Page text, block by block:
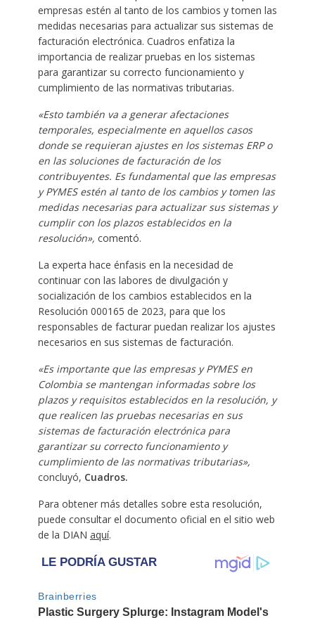
empresas estén al tanto de los cambios y tomen las
medidas necesarias para actualizar sus sistemas de
facturación electrónica. Cuadros enfatiza la
importancia de realizar pruebas en los sistemas
para garantizar su correcto funcionamiento y
cumplimiento de las normativas tributarias.
«Esto también va a generar afectaciones
temporales, especialmente en aquellos casos
donde se requieran ajustes en los sistemas ERP o
en las soluciones de facturación de los
contribuyentes. Es fundamental que las empresas
y PYMES estén al tanto de los cambios y tomen las
medidas necesarias para actualizar sus sistemas y
cumplir con los plazos establecidos en la
resolución», comentó.
La experta hace énfasis en la necesidad de
continuar con las labores de divulgación y
socialización de los cambios establecidos en la
Resolución 000165 de 2023, para que los
responsables de facturar puedan realizar los ajustes
necesarios en sus sistemas de facturación.
«Es importante que las empresas y PYMES en
Colombia se mantengan informadas sobre los
plazos y requisitos establecidos en la resolución, y
que realicen las pruebas necesarias en sus
sistemas de facturación electrónica para
garantizar su correcto funcionamiento y
cumplimiento de las normativas tributarias»,
concluyó, Cuadros.
Para obtener más detalles sobre esta resolución,
puede consultar el documento oficial en el sitio web
de la DIAN aquí.